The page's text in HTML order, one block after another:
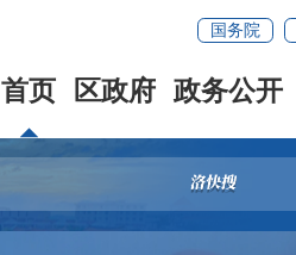
国务院
首页 区政府 政务公开